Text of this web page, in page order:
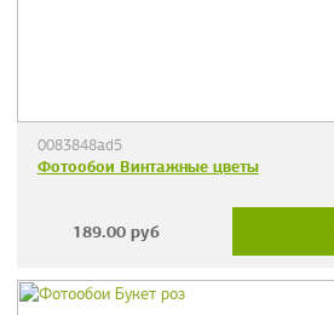
0083848ad5
Фотообои Винтажные цветы
189.00 руб